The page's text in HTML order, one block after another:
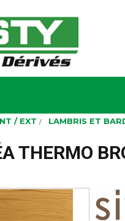
/ EXT LAMBRIS ET
THERMO